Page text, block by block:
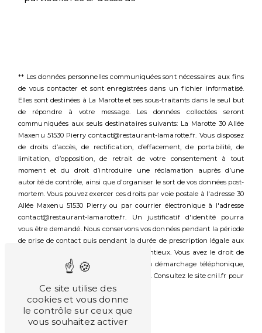
** Les données personnelles communiquées sont nécessaires aux fins
de vous contacter et sont enregistrées dans un fichier informatisé.
Elles sont destinées à La Marotte et ses sous-traitants dans le seul but
de répondre à votre message. Les données collectées seront
communiquées aux seuls destinataires suivants: La Marotte 30 Allée
Maxenu 51530 Pierry contact@restaurant-lamarotte.fr. Vous disposez
de droits d’accès, de rectification, d’effacement, de portabilité, de
limitation, d’opposition, de retrait de votre consentement à tout
moment et du droit d’introduire une réclamation auprès d’une
autorité de contrôle, ainsi que d’organiser le sort de vos données post-
mortem. Vous pouvez exercer ces droits par voie postale à l'adresse 30
Allée Maxenu 51530 Pierry ou par courrier électronique à l'adresse
contact@restaurant-lamarotte.fr. Un justificatif d'identité pourra
vous être demandé. Nous conservons vos données pendant la période
de prise de contact puis pendant la durée de prescription légale aux
fins probatoires et de gestion des contentieux. Vous avez le droit de
vous inscrire sur la liste d'opposition au démarchage téléphonique,
disponible à cette adresse:
. Consultez le site cnil.fr pour
plus d’informations sur vos droits.
Ce site utilise des
cookies et vous donne
le contrôle sur ceux que
vous souhaitez activer